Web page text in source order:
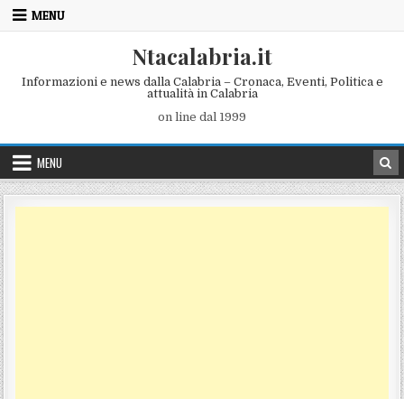
Skip to content
MENU
Ntacalabria.it
Informazioni e news dalla Calabria – Cronaca, Eventi, Politica e
attualità in Calabria
on line dal 1999
MENU